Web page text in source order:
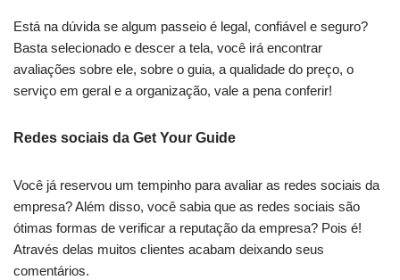
Está na dúvida se algum passeio é legal, confiável e seguro?
Basta selecionado e descer a tela, você irá encontrar
avaliações sobre ele, sobre o guia, a qualidade do preço, o
serviço em geral e a organização, vale a pena conferir!
Redes sociais da Get Your Guide
Você já reservou um tempinho para avaliar as redes sociais da
empresa? Além disso, você sabia que as redes sociais são
ótimas formas de verificar a reputação da empresa? Pois é!
Através delas muitos clientes acabam deixando seus
comentários.